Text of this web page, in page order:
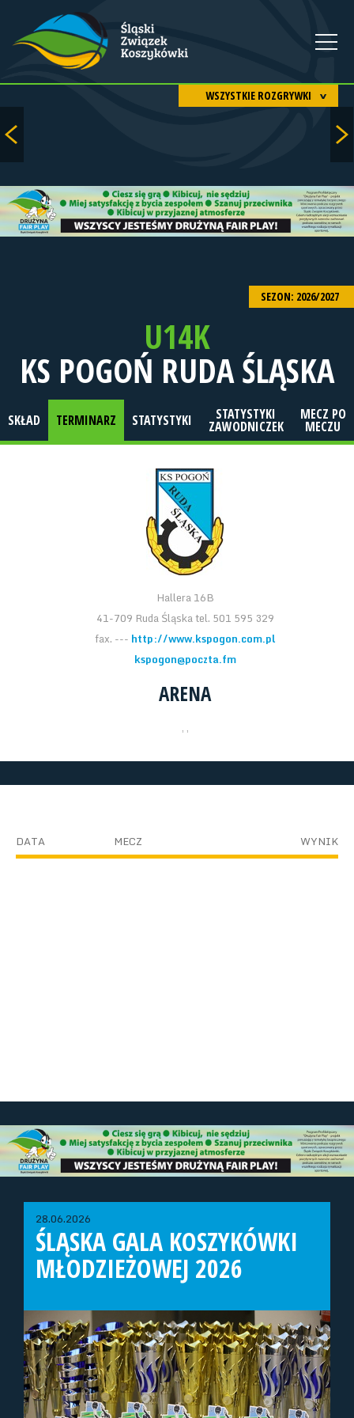
WSZYSTKIE ROZGRYWKI
SEZON: 2026/2027
U14K
KS POGOŃ RUDA ŚLĄSKA
SKŁAD TERMINARZ STATYSTYKI STATYSTYKI
ZAWODNICZEK
MECZ PO
MECZU
Hallera 16B
41-709 Ruda Śląska tel. 501 595 329
fax. --- http://www.kspogon.com.pl
kspogon@poczta.fm
ARENA
, ,
DATA MECZ WYNIK
28.06.2026
ŚLĄSKA GALA KOSZYKÓWKI
MŁODZIEŻOWEJ 2026